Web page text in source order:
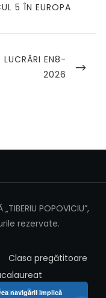
5 ÎN EUROPA
LUCRĂRI EN8-
2026
POPOVICIU”,
rezervate.
Clasa pregătitoare
a 8-a
navigării implică